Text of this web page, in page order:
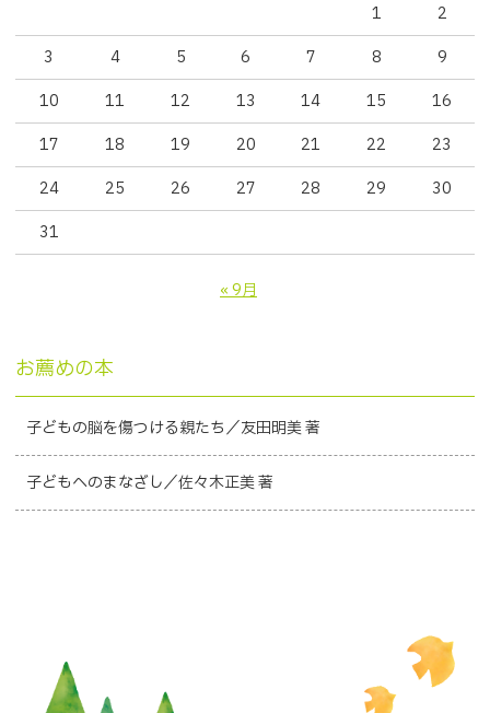
1
2
3
4 5 6 7 8
9
10
11 12 13 14 15
16
17
18 19 20 21 22
23
24
25 26 27 28 29
30
31
« 9月
お薦めの本
子どもの脳を傷つける親たち／友田明美 著
子どもへのまなざし／佐々木正美 著